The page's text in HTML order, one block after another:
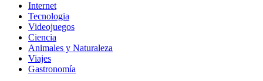
Internet
Tecnologia
Videojuegos
Ciencia
Animales y Naturaleza
Viajes
Gastronomía